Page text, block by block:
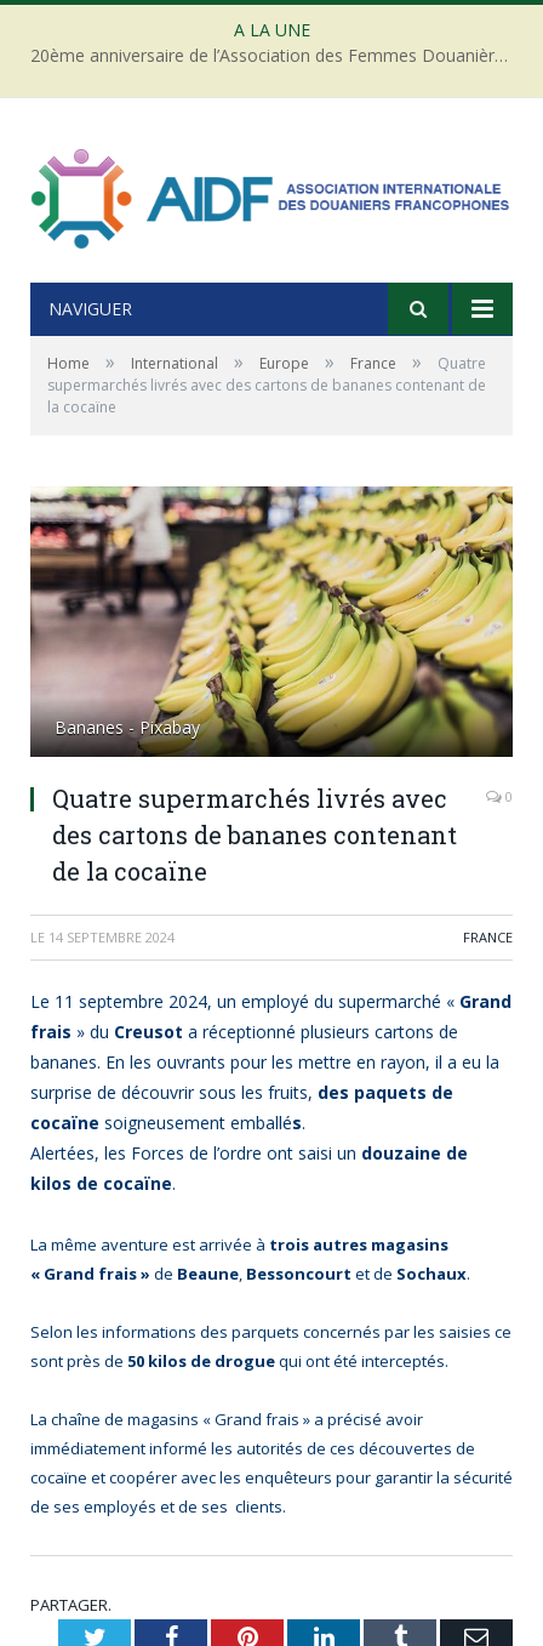
A LA UNE
20ème anniversaire de l’Association des Femmes Douanières de Côte d’ivoire
NAVIGUER
Home » International » Europe » France »
Quatre
supermarchés livrés avec des cartons de bananes contenant de
la cocaïne
Bananes - Pixabay
Quatre supermarchés livrés avec
des cartons de bananes contenant
de la cocaïne
0
LE 14 SEPTEMBRE 2024 FRANCE
Le 11 septembre 2024, un employé du supermarché « Grand
frais » du Creusot a réceptionné plusieurs cartons de
bananes. En les ouvrants pour les mettre en rayon, il a eu la
surprise de découvrir sous les fruits, des paquets de
cocaïne soigneusement emballés.
Alertées, les Forces de l’ordre ont saisi un douzaine de
kilos de cocaïne.
La même aventure est arrivée à trois autres magasins
« Grand frais » de Beaune, Bessoncourt et de Sochaux.
Selon les informations des parquets concernés par les saisies ce
sont près de 50 kilos de droguequi ont été interceptés.
La chaîne de magasins « Grand frais » a précisé avoir
immédiatement informé les autorités de ces découvertes de
cocaïne et coopérer avec les enquêteurs pour garantir la sécurité
de ses employés et de ses clients.
PARTAGER.
TwitterFacebookPinterestLinkedInTumblr